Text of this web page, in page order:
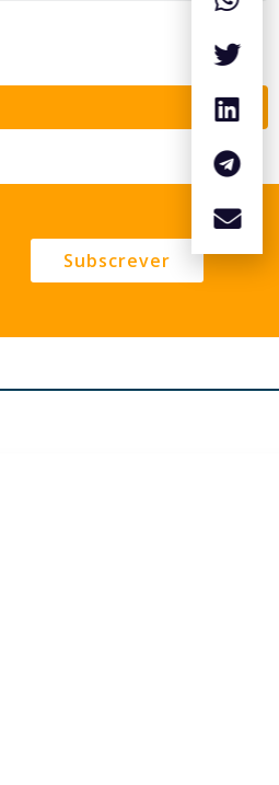
Subscrever